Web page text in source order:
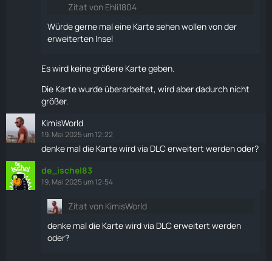
Zitat von Ehli1804
Würde gerne mal eine Kartesehen wollen von der
erweiterten Insel
Es wird keine größere Kartegeben.
Die Kartewurde überarbeitet, wird aber dadurch nicht
größer.
KimisWorld
19. Mai 2025 um 12:22
denke mal die Kartewird via DLC erweitert werden oder?
de_ischel83
19. Mai 2025 um 12:54
Zitat von KimisWorld
denke mal die Kartewird via DLC erweitert werden
oder?